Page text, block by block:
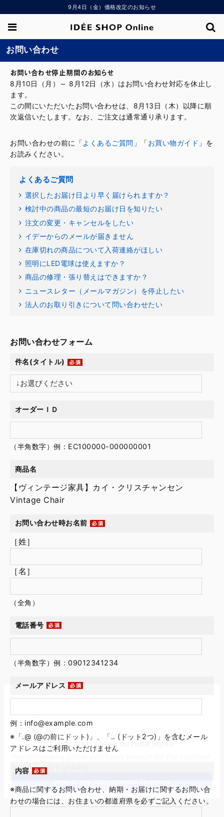
9月4日（金）価格改定のお知らせ
お問い合わせ
お問い合わせ停止期間のお知らせ
8月10日（月）～ 8月12日（水）はお問い合わせ対応を休止し
ます。
この間にいただいたお問い合わせは、8月13日（木）以降に順
次返信いたします。なお、ご注文は通常通り承ります。
お問い合わせの前に「よくあるご質問 」「お買い物ガイド 」を
お読みください。
よくあるご質問
選択したお届け日より早く届けられますか？
検討中の商品の最短のお届け日を知りたい
注文の変更・キャンセルをしたい
イデーからのメールが届きません
在庫切れの商品について入荷連絡がほしい
照明にLED電球は使えますか？
商品の修理・張り替えはできますか？
ニュースレター（メールマガジン）を停止したい
法人のお取り引きについて問い合わせたい
お問い合わせフォーム
件名(タイトル)
オーダーＩＤ
（半角数字）例：EC100000-000000001
商品名
【ヴィンテージ家具】カイ・クリスチャンセン
Vintage Chair
お問い合わせ時お名前
［姓］
［名］
（全角）
電話番号
（半角数字）例：09012341234
メールアドレス
例：info@example.com
※「.@ (@の前にドット)」、「.. (ドット2つ)」を含むメール
アドレスはご利用いただけません
内容
※商品に関するお問い合わせ、納期・お届けに関するお問い合
わせの場合には、お住まいの都道府県を必ずご記入ください。